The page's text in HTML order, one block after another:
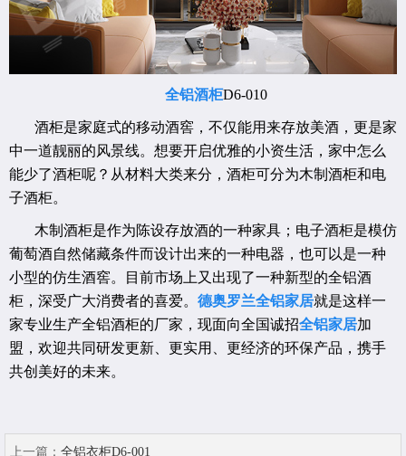
全铝酒柜D6-010
酒柜是家庭式的移动酒窖，不仅能用来存放美酒，更是家
中一道靓丽的风景线。想要开启优雅的小资生活，家中怎么
能少了酒柜呢？从材料大类来分，酒柜可分为木制酒柜和电
子酒柜。
木制酒柜是作为陈设存放酒的一种家具；电子酒柜是模仿
葡萄酒自然储藏条件而设计出来的一种电器，也可以是一种
小型的仿生酒窖。目前市场上又出现了一种新型的全铝酒
柜，深受广大消费者的喜爱。 德奥罗兰全铝家居就是这样一
家专业生产全铝酒柜的厂家，现面向全国诚招全铝家居加
盟，欢迎共同研发更新、更实用、更经济的环保产品，携手
共创美好的未来。
上一篇： 全铝衣柜D6-001